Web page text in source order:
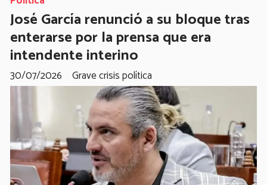
José García renunció a su bloque tras
enterarse por la prensa que era
intendente interino
Grave crisis política
30/07/2026